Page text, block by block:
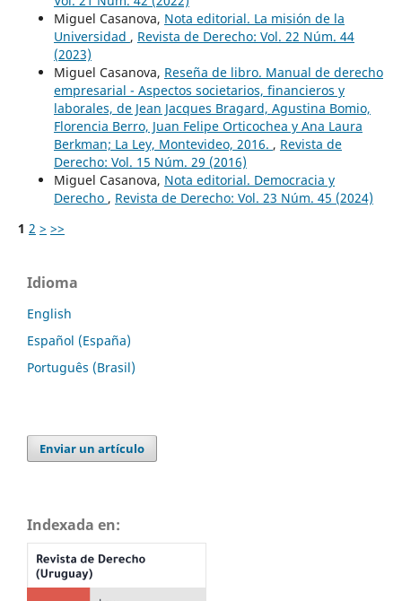
Miguel Casanova, Nota editorial. La misión de la
Universidad , Revista de Derecho: Vol. 22 Núm. 44
(2023)
Miguel Casanova, Reseña de libro. Manual de derecho
empresarial - Aspectos societarios, financieros y
laborales, de Jean Jacques Bragard, Agustina Bomio,
Florencia Berro, Juan Felipe Orticochea y Ana Laura
Berkman; La Ley, Montevideo, 2016. , Revista de
Derecho: Vol. 15 Núm. 29 (2016)
Miguel Casanova, Nota editorial. Democracia y
Derecho , Revista de Derecho: Vol. 23 Núm. 45 (2024)
1 2 > >>
Idioma
English
Español (España)
Português (Brasil)
Enviar un artículo
Indexada en: